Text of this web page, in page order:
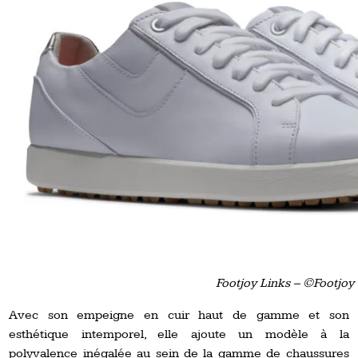
Footjoy Links – ©Footjoy
Avec son empeigne en cuir haut de gamme et son
esthétique intemporel, elle ajoute un modèle à la
polyvalence inégalée au sein de la gamme de chaussures